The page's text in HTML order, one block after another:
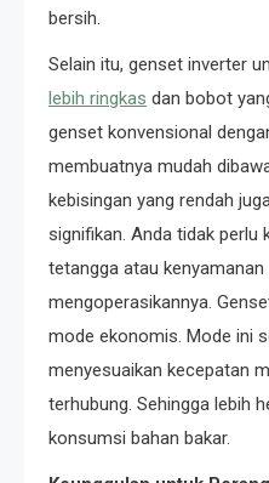
bersih.
Selain itu, genset inverter
lebih ringkas dan bobot
genset konvensional
membuatnya mudah
kebisingan yang rendah
signifikan. Anda tidak perlu
tetangga atau
mengoperasikannya.
mode ekonomis. Mode ini
menyesuaikan kecepatan
terhubung. Sehingga lebih
konsumsi bahan bakar.